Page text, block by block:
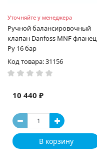
Уточняйте у менеджера
Ручной балансировочный
клапан Danfoss MNF фланец
Ру 16 бар
Код товара: 31156
10 440 ₽
В корзину